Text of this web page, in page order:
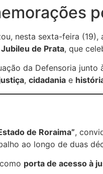
nesta sexta-feira
Jubileu de Prata, que
da Defensoria
, cidadania e
de Roraima”,
ao longo de duas
porta de acesso à